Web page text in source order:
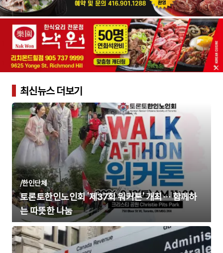
최신뉴스 더보기
/한인단체
토론토한인노인회 ‘제37회 워커톤’ 개최… 함께하
는 따뜻한 나눔